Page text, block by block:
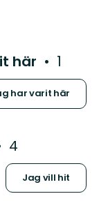
här 1
har varit här
4
Jag vill hit